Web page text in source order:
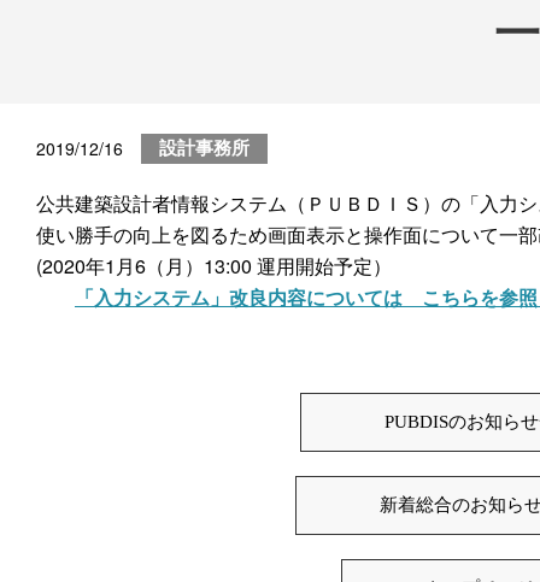
2019/12/16 設計事務所
公共建築設計者情報システム（ＰＵＢＤＩＳ）の「入力
使い勝手の向上を図るため画面表示と操作面について一
(2020年1月6（月）13:00 運用開始予定）
「入力システム」改良内容については こちらを参
PUBDISのお知ら
新着総合のお知ら